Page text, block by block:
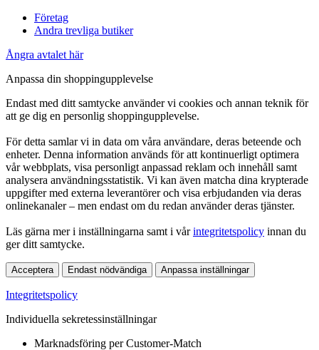
Företag
Andra trevliga butiker
Ångra avtalet här
Anpassa din shoppingupplevelse
Endast med ditt samtycke använder vi cookies och annan teknik för
att ge dig en personlig shoppingupplevelse.
För detta samlar vi in data om våra användare, deras beteende och
enheter. Denna information används för att kontinuerligt optimera
vår webbplats, visa personligt anpassad reklam och innehåll samt
analysera användningsstatistik. Vi kan även matcha dina krypterade
uppgifter med externa leverantörer och visa erbjudanden via deras
onlinekanaler – men endast om du redan använder deras tjänster.
Läs gärna mer i inställningarna samt i vårintegritetspolicy innan du
ger ditt samtycke.
Acceptera Endast nödvändiga Anpassa inställningar
Integritetspolicy
Individuella sekretessinställningar
Marknadsföring per Customer-Match